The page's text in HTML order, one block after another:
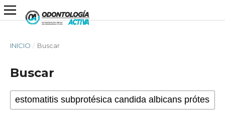
INICIO / Buscar
Buscar